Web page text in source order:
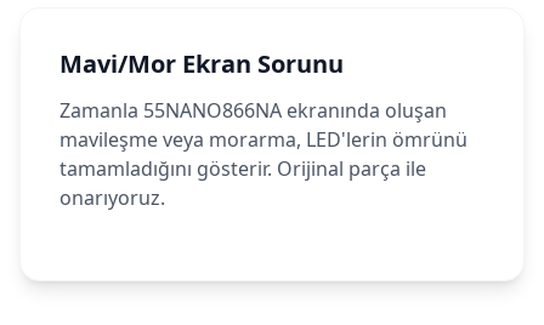
Mavi/Mor Ekran Sorunu
Zamanla 55NANO866NA ekranında oluşan
mavileşme veya morarma, LED'lerin ömrünü
tamamladığını gösterir. Orijinal parça ile
onarıyoruz.